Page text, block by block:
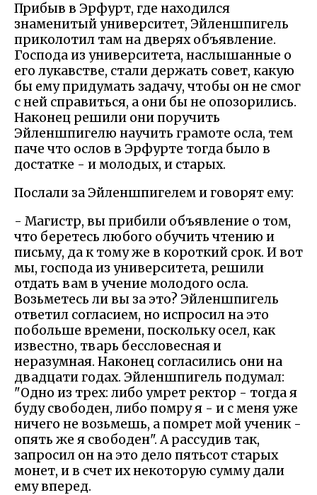
Прибыв в Эрфурт, где находился
знаменитый университет, Эйленшпигель
приколотил там на дверях объявление.
Господа из университета, наслышанные о
его лукавстве, стали держать совет, какую
бы ему придумать задачу, чтобы он не смог
с ней справиться, а они бы не опозорились.
Наконец решили они поручить
Эйленшпигелю научить грамоте осла, тем
паче что ослов в Эрфурте тогда было в
достатке - и молодых, и старых.
Послали за Эйленшпигелем и говорят ему:
- Магистр, вы прибили объявление о том,
что беретесь любого обучить чтению и
письму, да к тому же в короткий срок. И вот
мы, господа из университета, решили
отдать вам в учение молодого осла.
Возьметесь ли вы за это? Эйленшпигель
ответил согласием, но испросил на это
побольше времени, поскольку осел, как
известно, тварь бессловесная и
неразумная. Наконец согласились они на
двадцати годах. Эйленшпигель подумал:
"Одно из трех: либо умрет ректор - тогда я
буду свободен, либо помру я - и с меня уже
ничего не возьмешь, а помрет мой ученик -
опять же я свободен". А рассудив так,
запросил он на это дело пятьсот старых
монет, и в счет их некоторую сумму дали
ему вперед.